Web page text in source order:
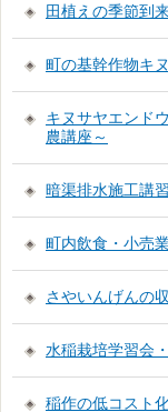
田植えの季節到
町の基幹作物キ
キヌサヤエンド
農講座～
暗渠排水施工講
町内飲食・小売
さやいんげんの
水稲栽培学習会
稲作の低コスト